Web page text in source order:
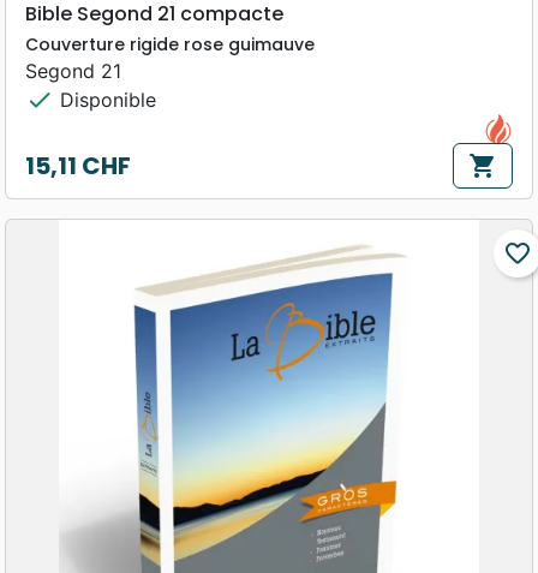
Bible Segond 21 compacte
Couverture rigide rose guimauve
Segond 21
check Disponible
Prix
15,11 CHF shopping_cart
favorite_border